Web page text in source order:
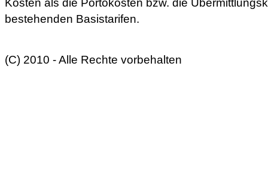
bestehenden Basistarifen.
(C) 2010 - Alle Rechte vorbehalten